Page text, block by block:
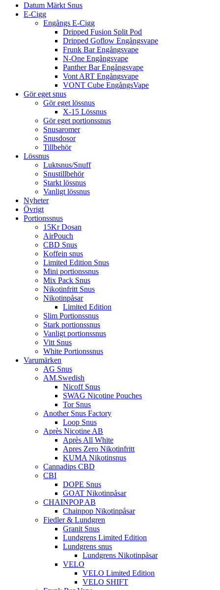
Datum Märkt Snus
E-Cigg
Engångs E-Cigg
Dripped Fusion Split Pod
Dripped Goflow Engångsvape
Frunk Bar Engångsvape
N-One Engångsvape
Panther Bar Engångsvape
Vont ART Engångsvape
VONT Cube EngångsVape
Gör eget snus
Gör eget lössnus
X-15 Lössnus
Gör eget portionssnus
Snusaromer
Snusdosor
Tillbehör
Lössnus
Luktsnus/Snuff
Snustillbehör
Starkt lössnus
Vanligt lössnus
Nyheter
Övrigt
Portionssnus
15Kr Dosan
AirPouch
CBD Snus
Koffein snus
Limited Edition Snus
Mini portionssnus
Mix Pack Snus
Nikotinfritt Snus
Nikotinpåsar
Limited Edition
Slim Portionssnus
Stark portionssnus
Vanligt portionssnus
Vitt Snus
White Portionssnus
Varumärken
AG Snus
AM.Swedish
Nicoff Snus
SWAG Nicotine Pouches
Tor Snus
Another Snus Factory
Loop Snus
Après Nicotine AB
Après All White
Apres Zero Nikotinfritt
KUMA Nikotinsnus
Cannadips CBD
CBI
DOPE Snus
GOAT Nikotinpåsar
CHAINPOP AB
Chainpop Nikotinpåsar
Fiedler & Lundgren
Granit Snus
Lundgrens Limited Edition
Lundgrens snus
Lundgrens Nikotinpåsar
VELO
VELO Limited Edition
VELO SHIFT